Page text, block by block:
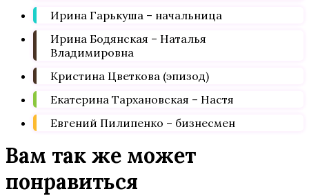
Ирина Гарькуша – начальница
Ирина Бодянская – Наталья
Владимировна
Кристина Цветкова (эпизод)
Екатерина Тархановская – Настя
Евгений Пилипенко – бизнесмен
Вам так же может
понравиться